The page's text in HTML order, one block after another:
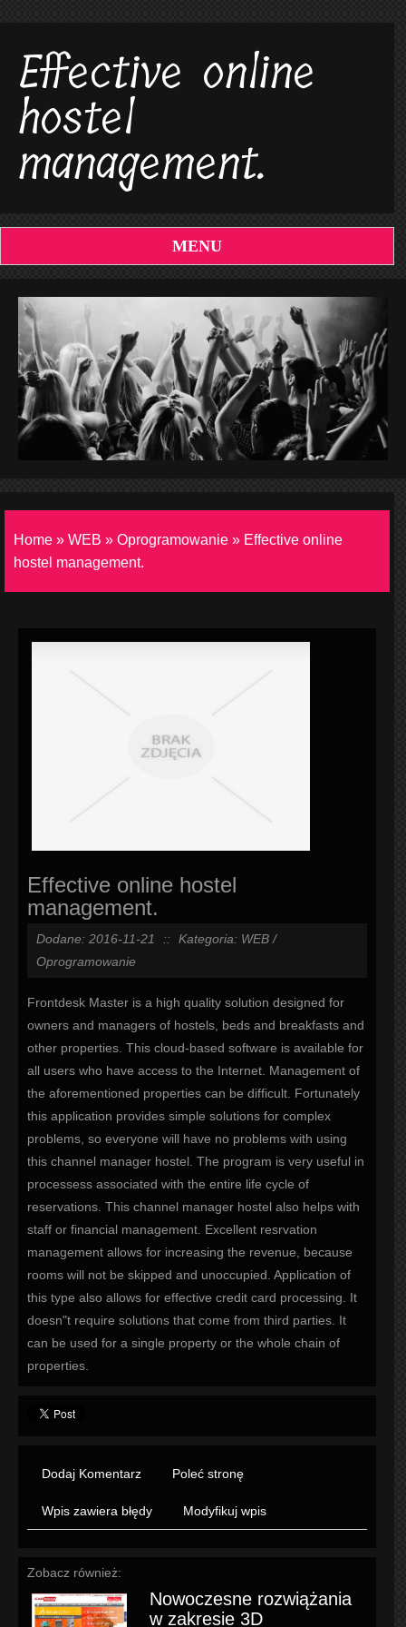
Effective online
hostel
management.
MENU
Home » WEB » Oprogramowanie » Effective online
hostel management.
Effective online hostel
management.
Dodane: 2016-11-21 ::
Kategoria: WEB /
Oprogramowanie
Frontdesk Master is a high quality solution designed for
owners and managers of hostels, beds and breakfasts and
other properties. This cloud-based software is available for
all users who have access to the Internet. Management of
the aforementioned properties can be difficult. Fortunately
this application provides simple solutions for complex
problems, so everyone will have no problems with using
this channel manager hostel. The program is very useful in
processess associated with the entire life cycle of
reservations. This channel manager hostel also helps with
staff or financial management. Excellent resrvation
management allows for increasing the revenue, because
rooms will not be skipped and unoccupied. Application of
this type also allows for effective credit card processing. It
doesn"t require solutions that come from third parties. It
can be used for a single property or the whole chain of
properties.
Dodaj Komentarz Poleć stronę
Wpis zawiera błędy Modyfikuj wpis
Zobacz również:
Nowoczesne rozwiążania
w zakresie 3D